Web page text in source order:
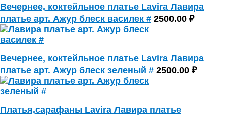
Вечернее, коктейльное платье Lavira Лавира
платье арт. Ажур блеск василек # 2500.00 ₽
Вечернее, коктейльное платье Lavira Лавира
платье арт. Ажур блеск зеленый # 2500.00 ₽
Платья,сарафаны Lavira Лавира платье